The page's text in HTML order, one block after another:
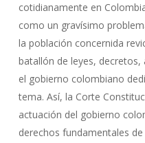
cotidianamente en
como un gravísimo
la población concernida
batallón de leyes,
el gobierno colombiano
tema. Así, la Corte
actuación del gobierno
derechos fundamentales